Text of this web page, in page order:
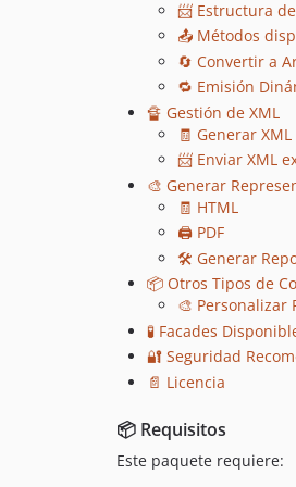
📨 Estructura
📤 Métodos
🔄 Convertir a
🔁 Emisión
🔏 Gestión de XML
🧾 Generar
📨 Enviar XML
🎨 Generar
🧾 HTML
🖨️ PDF
🛠️ Generar
📦 Otros Tipos de
🎨 Personalizar
🧪 Facades
🔐 Seguridad
📄 Licencia
📦 Requisitos
Este paquete requiere: